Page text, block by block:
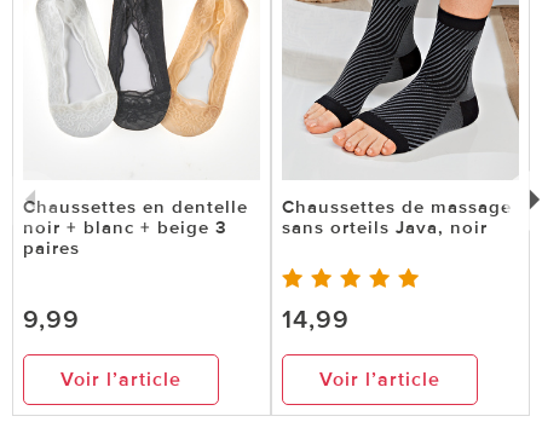
Chaussettes en dentelle
noir + blanc + beige 3
paires
9,99
Voir l’article
Chaussettes de massage
sans orteils Java, noir
14,99
Voir l’article